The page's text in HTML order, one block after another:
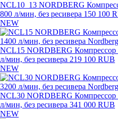
NCL10_13 NORDBERG
800 л/мин, без ресивера 150 100
NEW
NCL15 NORDBERG Компрессор
л/мин, без ресивера 219 100 RUB
NEW
NCL30 NORDBERG Компрессор
л/мин, без ресивера 341 000 RUB
NEW